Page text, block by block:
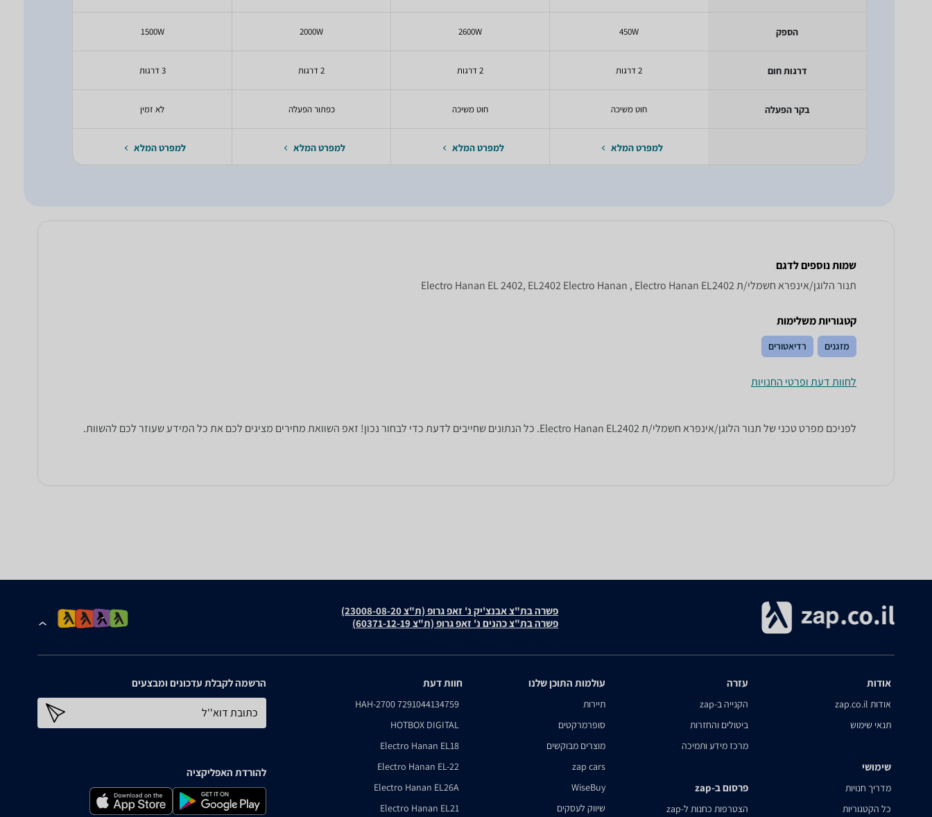
הספק
דרגות חום
בקר הפעלה
450W
2 דרגות
חוט משיכה
למפרט המלא
2600W
2 דרגות
חוט משיכה
למפרט המלא
2000W
2 דרגות
כפתור הפעלה
למפרט המלא
1500W
3 דרגות
לא זמין
למפרט המלא
שמות נוספים לדגם
‏תנור הלוגן/אינפרא ‏חשמלי/ת Electro Hanan EL 2402, EL2402 Electro Hanan , Electro Hanan EL2402
קטגוריות משלימות
מזגנים רדיאטורים
לחוות דעת ופרטי החנויות
לפניכם מפרט טכני של ‏תנור הלוגן/אינפרא ‏חשמלי/ת Electro Hanan EL2402. כל הנתונים שחייבים לדעת כדי לבחור נכון! זאפ השוואת מחירים מציגים לכם את כל המידע שעוזר לכם להשוות.
פשרה בת"צ אבנצ'יק נ' זאפ גרופ (ת"צ 23008-08-20)
פשרה בת"צ כהנים נ' זאפ גרופ (ת"צ 60371-12-19)
אודות
אודות zap.co.il
תנאי שימוש
שימושי
מדריך חנויות
כל הקטגוריות
עזרה
הקנייה ב-zap
ביטולים והחזרות
מרכז מידע ותמיכה
פרסום ב-zap
הצטרפות כחנות ל-zap
עולמות התוכן שלנו
תיירות
סופרמרקטים
מוצרים מבוקשים
zap cars
WiseBuy
שיווק לעסקים
חוות דעת
HAH-2700 7291044134759
HOTBOX DIGITAL
Electro Hanan EL18
Electro Hanan EL-22
Electro Hanan EL26A
Electro Hanan EL21
הרשמה לקבלת עדכונים ומבצעים
כתובת דוא''ל
להורדת האפליקציה